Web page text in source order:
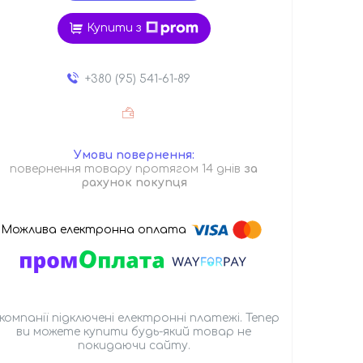
Купити з
+380 (95) 541-61-89
повернення товару протягом 14 днів за
рахунок покупця
підключені електронні платежі. Тепер
ви можете купити будь-який товар не
покидаючи сайту.